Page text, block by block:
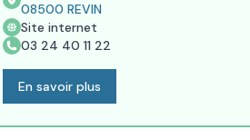
08500 REVIN
Site internet
03 24 40 11 22
En savoir plus